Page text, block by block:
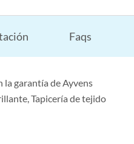
Faqs
la garantía de Ayvens
Tapicería de tejido